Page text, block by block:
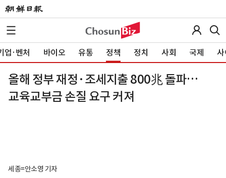
업·벤처 바이오 유통 정책 정치 사회 국제 사
올해 정부 재정·조세지출 800兆 돌파…
교육교부금 손질 요구 커져
세종=안소영 기자